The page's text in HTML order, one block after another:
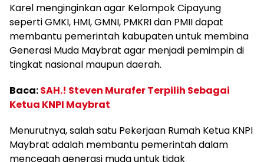
Karel menginginkan agar Kelompok Cipayung
seperti GMKI, HMI, GMNI, PMKRI dan PMII dapat
membantu pemerintah kabupaten untuk membina
Generasi Muda Maybrat agar menjadi pemimpin di
tingkat nasional maupun daerah.
Baca:SAH.! Steven Murafer Terpilih Sebagai
Ketua KNPI Maybrat
Menurutnya, salah satu Pekerjaan Rumah Ketua KNPI
Maybrat adalah membantu pemerintah dalam
mencegah generasi muda untuk tidak